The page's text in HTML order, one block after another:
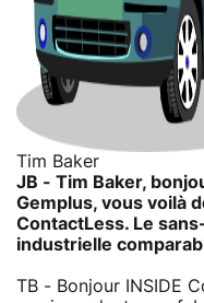
Tim Baker
JB - Tim Baker,
Gemplus, vous voilà
ContactLess. Le
industrielle
TB - Bonjour INSIDE